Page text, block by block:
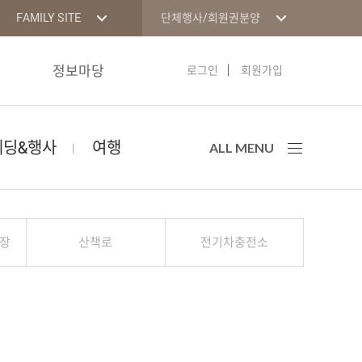
FAMILY SITE 단체행사/회원권분양
정보마당 로그인 회원가입
&행사 여행 ALL MENU
산책로 전기차충전소